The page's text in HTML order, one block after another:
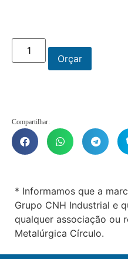
Orçar
Compartilhar:
* Informamos que a
Grupo CNH Industrial e
qualquer associação ou
Metalúrgica Círculo.